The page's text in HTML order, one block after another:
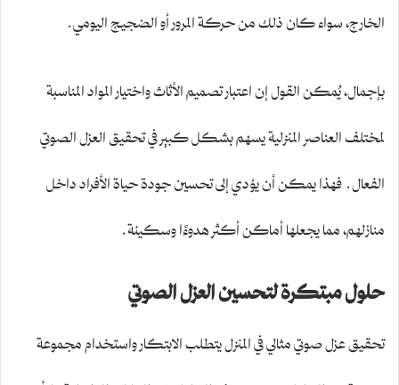
الخارج، سواء كان ذلك من حركة المرور أو الضجيج اليومي.
بإجمال، يُمكن القول إن اعتبار تصميم الأثاث واختيار المواد المناسبة
لمختلف العناصر المنزلية يسهم بشكل كبير في تحقيق العزل الصوتي
الفعال. فهذا يمكن أن يؤدي إلى تحسين جودة حياة الأفراد داخل
منازلهم، مما يجعلها أماكن أكثر هدوءًا وسكينة.
حلول مبتكرة لتحسين العزل الصوتي
تحقيق عزل صوتي مثالي في المنزل يتطلب الابتكار واستخدام مجموعة